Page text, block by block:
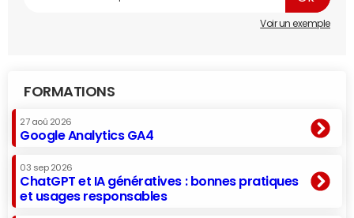
Voir un exemple
FORMATIONS
27 aoû 2026
Google Analytics GA4
03 sep 2026
ChatGPT et IA génératives : bonnes pratiques
et usages responsables